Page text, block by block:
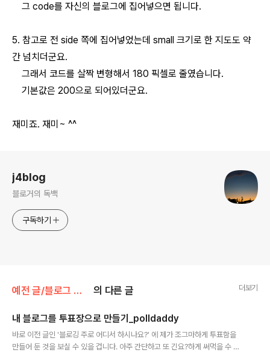
그 code를 자신의 블로그에 집어넣으면 됩니다.
5. 참고로 전 side 쪽에 집어넣었는데 small 크기로 한 지도도 약
간 넘치더군요.
그래서 코드를 살짝 변형해서 180 픽셀로 줄였습니다.
기본값은 200으로 되어있더군요.
재미죠. 재미~ ^^
j4blog
블로거의 독백
구독하기
예전 글/블로그 위젯 의 다른 글 더보기
내 블로그를 투표장으로 만들기_polldaddy
바로 이전 글인 '블로깅 주로 어디서 하시나요?' 에 제가 조그마하게 투표함을
만들어 둔 것을 보실 수 있을 겁니다. 아주 간단하고 또 긴요?하게 써먹을 수 있